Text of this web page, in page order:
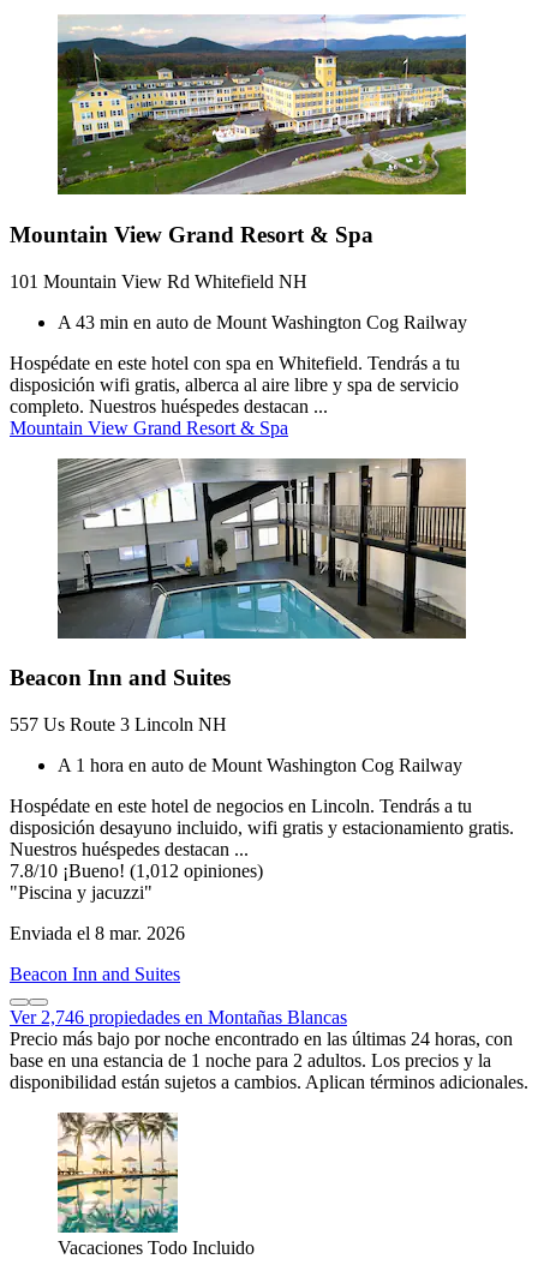
Mountain View Grand Resort & Spa
101 Mountain View Rd Whitefield NH
A 43 min en auto de Mount Washington Cog Railway
Hospédate en este hotel con spa en Whitefield. Tendrás a tu
disposición wifi gratis, alberca al aire libre y spa de servicio
completo. Nuestros huéspedes destacan ...
Mountain View Grand Resort & Spa
Beacon Inn and Suites
557 Us Route 3 Lincoln NH
A 1 hora en auto de Mount Washington Cog Railway
Hospédate en este hotel de negocios en Lincoln. Tendrás a tu
disposición desayuno incluido, wifi gratis y estacionamiento gratis.
Nuestros huéspedes destacan ...
7.8/10 ¡Bueno! (1,012 opiniones)
"Piscina y jacuzzi"
Enviada el 8 mar. 2026
Beacon Inn and Suites
Ver 2,746 propiedades en Montañas Blancas
Precio más bajo por noche encontrado en las últimas 24 horas, con
base en una estancia de 1 noche para 2 adultos. Los precios y la
disponibilidad están sujetos a cambios. Aplican términos adicionales.
Vacaciones Todo Incluido